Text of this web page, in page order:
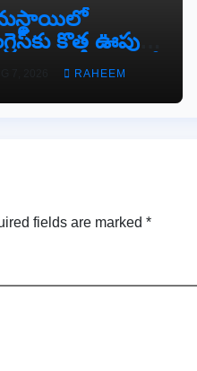
కొత్త ఊపు..
జక్కాపూర్‌లో
కమిటీల
RAHEEM
fields are marked *